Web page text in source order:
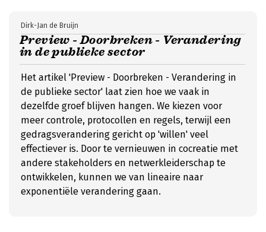
Preview - Doorbreken - Verandering
in de publieke sector
Dirk-Jan de Bruijn
Het artikel 'Preview - Doorbreken - Verandering in
de publieke sector' laat zien hoe we vaak in
dezelfde groef blijven hangen. We kiezen voor
meer controle, protocollen en regels, terwijl een
gedragsverandering gericht op 'willen' veel
effectiever is. Door te vernieuwen in cocreatie met
andere stakeholders en netwerkleiderschap te
ontwikkelen, kunnen we van lineaire naar
exponentiële verandering gaan.